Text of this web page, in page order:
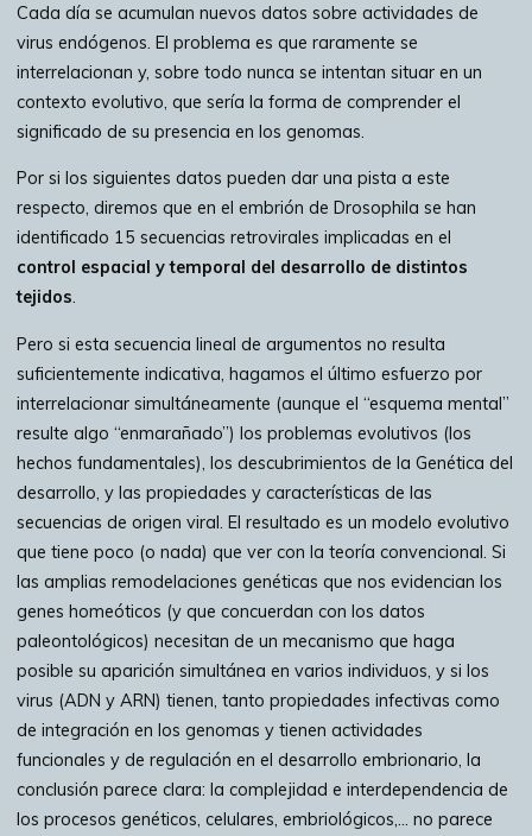
Cada día se acumulan nuevos datos sobre actividades de
virus endógenos. El problema es que raramente se
interrelacionan y, sobre todo nunca se intentan situar en un
contexto evolutivo, que sería la forma de comprender el
significado de su presencia en los genomas.
Por si los siguientes datos pueden dar una pista a este
respecto, diremos que en el embrión de Drosophila se han
identificado 15 secuencias retrovirales implicadas en el
control espacial y temporal del desarrollo de distintos
tejidos.
Pero si esta secuencia lineal de argumentos no resulta
suficientemente indicativa, hagamos el último esfuerzo por
interrelacionar simultáneamente (aunque el “esquema mental”
resulte algo “enmarañado”) los problemas evolutivos (los
hechos fundamentales), los descubrimientos de la Genética del
desarrollo, y las propiedades y características de las
secuencias de origen viral. El resultado es un modelo evolutivo
que tiene poco (o nada) que ver con la teoría convencional. Si
las amplias remodelaciones genéticas que nos evidencian los
genes homeóticos (y que concuerdan con los datos
paleontológicos) necesitan de un mecanismo que haga
posible su aparición simultánea en varios individuos, y si los
virus (ADN y ARN) tienen, tanto propiedades infectivas como
de integración en los genomas y tienen actividades
funcionales y de regulación en el desarrollo embrionario, la
conclusión parece clara: la complejidad e interdependencia de
los procesos genéticos, celulares, embriológicos,… no parece